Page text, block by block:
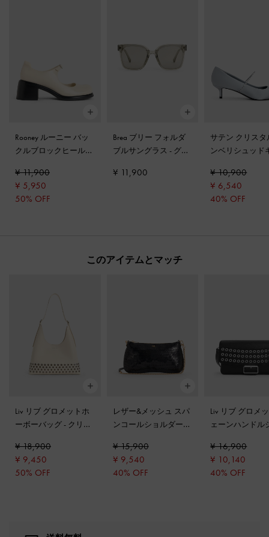
Rooney ルーニー バッ
クルブロックヒールメ
ク
¥ 11,900
¥ 5,950
50% OFF
Brea ブリー フォルダ
ブルサングラス - グレ
¥ 11,900
サテン クリスタ
ンベリシュッド
トゥパンプス
¥ 10,900
¥ 6,540
40% OFF
このアイテムとマッチ
Liv リブ グロメットホ
ーボーバッグ- クリー
¥ 18,900
¥ 9,450
50% OFF
レザー&メッシュ スパ
ンコールショルダーバ
¥ 15,900
¥ 9,540
40% OFF
Liv リブ グロメ
ェーンハンドル
¥ 16,900
¥ 10,140
40% OFF